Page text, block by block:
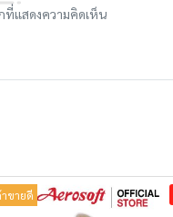
ที่แสดงความคิดเห็น
ขายดี